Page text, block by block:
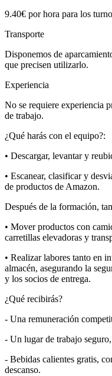
9.40€ por hora para los
Transporte
Disponemos de
que precisen utilizarlo.
Experiencia
No se requiere experiencia
de trabajo.
¿Qué harás con el equipo?:
• Descargar, levantar y
• Escanear, clasificar y
de productos de Amazon.
Después de la formación,
• Mover productos con
carretillas elevadoras y
• Realizar labores tanto en
almacén, asegurando la
y los socios de entrega.
¿Qué recibirás?
- Una remuneración
- Un lugar de trabajo
- Bebidas calientes gratis,
descanso.